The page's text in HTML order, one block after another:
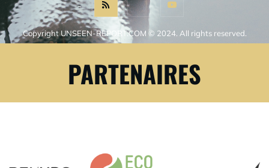
Copyright UNSEEN-REPORT.COM © 2024. All rights reserved.
PARTENAIRES